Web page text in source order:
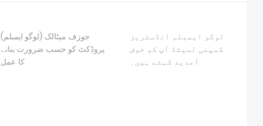
جوزف میٹالک (لوگو ایمبلم)
پروڈکٹ کو حسب ضرورت بنانے
کا عمل
لوگو ایمبلم انڈسٹریز
کمپنی لمیٹڈ آپ کو خوش
آمدید کہتے ہیں۔